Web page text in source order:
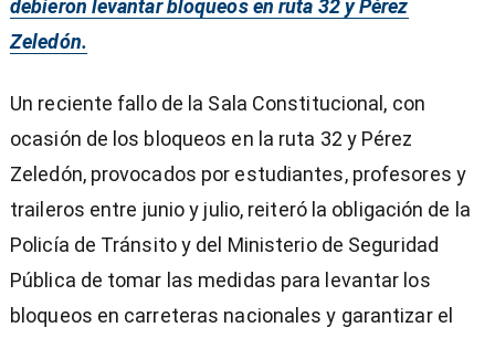
debieron levantar bloqueos en ruta 32 y Pérez
Zeledón.
Un reciente fallo de la Sala Constitucional, con
ocasión de los bloqueos en la ruta 32 y Pérez
Zeledón, provocados por estudiantes, profesores y
traileros entre junio y julio, reiteró la obligación de la
Policía de Tránsito y del Ministerio de Seguridad
Pública de tomar las medidas para levantar los
bloqueos en carreteras nacionales y garantizar el